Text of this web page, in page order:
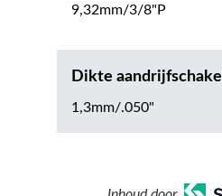
9,32mm/3/8"P
Dikte aandrijfschakel
1,3mm/.050"